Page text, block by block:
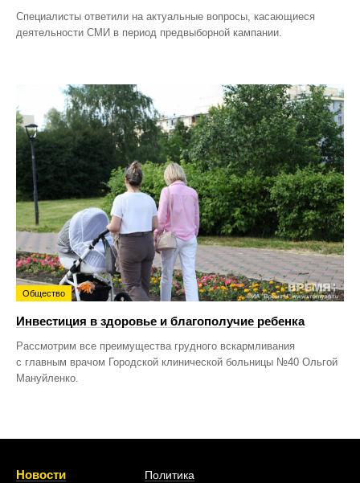
Специалисты ответили на актуальные вопросы, касающиеся
деятельности СМИ в период предвыборной кампании.
Общество
Инвестиция в здоровье и благополучие ребенка
Рассмотрим все преимущества грудного вскармливания
с главным врачом Городской клинической больницы №40 Ольгой
Мануйленко.
Новости
Политика